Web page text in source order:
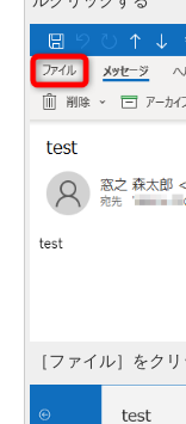
［ファイル］をクリ